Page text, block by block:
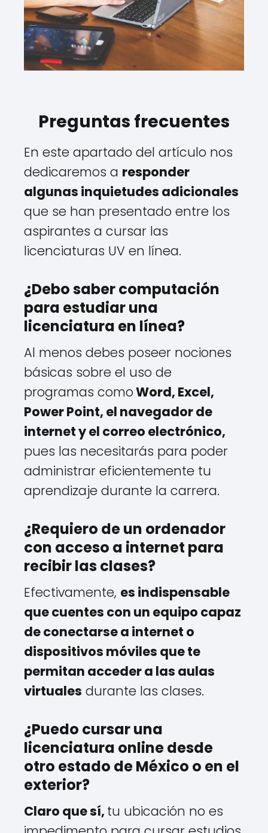
Preguntas frecuentes
En este apartado del artículo nos
dedicaremos a responder
algunas inquietudes adicionales
que se han presentado entre los
aspirantes a cursar las
licenciaturas UV en línea.
¿Debo saber computación
para estudiar una
licenciatura en línea?
Al menos debes poseer nociones
básicas sobre el uso de
programas comoWord, Excel,
Power Point, el navegador de
internet y el correo electrónico,
pues las necesitarás para poder
administrar eficientemente tu
aprendizaje durante la carrera.
¿Requiero de un ordenador
con acceso a internet para
recibir las clases?
Efectivamente, es indispensable
que cuentes con un equipo capaz
de conectarse a internet o
dispositivos móviles que te
permitan acceder a las aulas
virtuales durante las clases.
¿Puedo cursar una
licenciatura online desde
otro estado de México o en el
exterior?
Claro que sí, tu ubicación no es